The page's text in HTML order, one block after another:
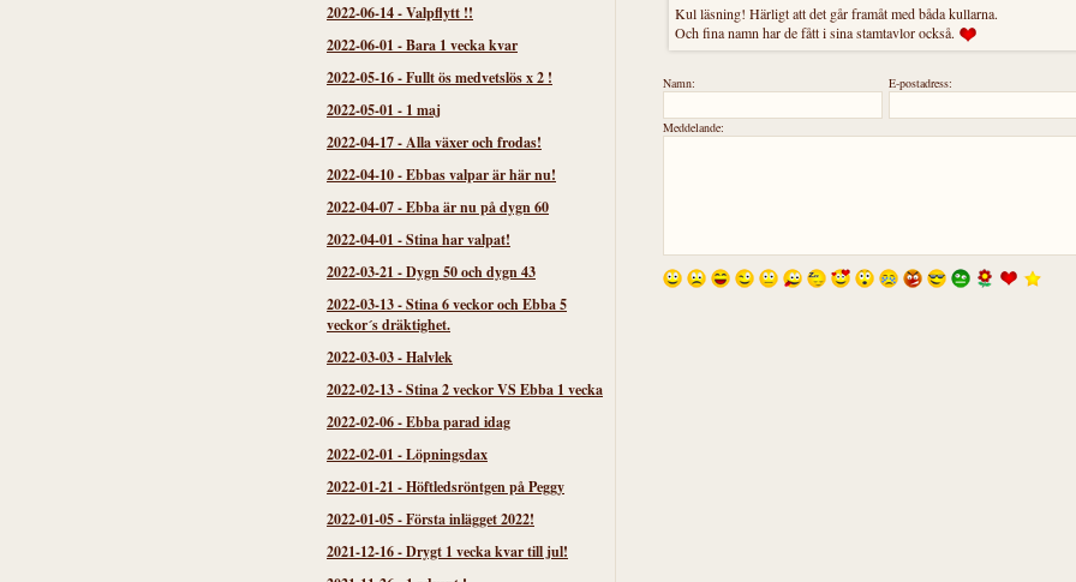
2022-06-14-Valpflytt !!
2022-06-01 -Bara 1 vecka kvar
2022-05-16-Fullt ös medvetslös x 2 !
2022-05-01 - 1 maj
2022-04-17-Alla växer och frodas!
2022-04-10-Ebbas valpar är här nu!
2022-04-07-Ebba är nu på dygn 60
2022-04-01 -Stina har valpat!
2022-03-21 -Dygn 50 och dygn 43
2022-03-13-Stina 6 veckor och Ebba 5
veckor´s dräktighet.
2022-03-03-Halvlek
2022-02-13-Stina 2 veckor VS Ebba 1 vecka
2022-02-06-Ebba parad idag
2022-02-01 -Löpningsdax
2022-01-21 -Höftledsröntgen på Peggy
2022-01-05-Första inlägget 2022!
2021-12-16-Drygt 1 vecka kvar till jul!
Kul läsning! Härligt att det går framåt med båda kullarna.
Och fina namn har de fått i sina stamtavlor också.
Namn: E-postadress:
Meddelande: